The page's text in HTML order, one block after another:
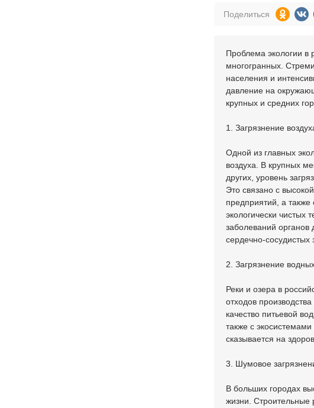
Поделиться
Проблема экологии в
многогранных.
населения и
давление на
крупных и средних
1. Загрязнение
Одной из главных
воздуха. В крупных
других, уровень
Это связано с
предприятий, а также
экологически чистых
заболеваний органов
сердечно-сосудистых
2. Загрязнение
Реки и озера в
отходов
качество питьевой
также с
сказывается на
3. Шумовое
В больших городах
жизни.